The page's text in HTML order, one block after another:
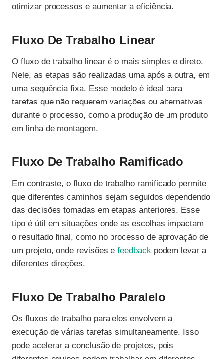
otimizar processos e aumentar a eficiência.
Fluxo De Trabalho Linear
O fluxo de trabalho linear é o mais simples e direto.
Nele, as etapas são realizadas uma após a outra, em
uma sequência fixa. Esse modelo é ideal para
tarefas que não requerem variações ou alternativas
durante o processo, como a produção de um produto
em linha de montagem.
Fluxo De Trabalho Ramificado
Em contraste, o fluxo de trabalho ramificado permite
que diferentes caminhos sejam seguidos dependendo
das decisões tomadas em etapas anteriores. Esse
tipo é útil em situações onde as escolhas impactam
o resultado final, como no processo de aprovação de
um projeto, onde revisões e feedback podem levar a
diferentes direções.
Fluxo De Trabalho Paralelo
Os fluxos de trabalho paralelos envolvem a
execução de várias tarefas simultaneamente. Isso
pode acelerar a conclusão de projetos, pois